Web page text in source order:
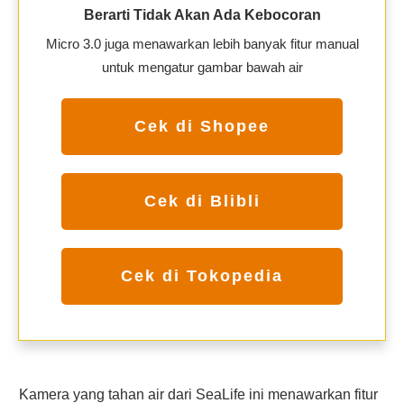
Berarti Tidak Akan Ada Kebocoran
Micro 3.0 juga menawarkan lebih banyak fitur manual
untuk mengatur gambar bawah air
Cek di Shopee
Cek di Blibli
Cek di Tokopedia
Kamera yang tahan air dari SeaLife ini menawarkan fitur